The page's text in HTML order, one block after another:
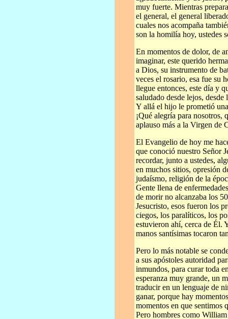
muy fuerte. Mientras
el general, el general
cuales nos acompaña
son la homilía hoy, ustedes
En momentos de dolor, de
imaginar, este querido
a Dios, su instrumento de
veces el rosario, esa fue su
llegue entonces, este día y
saludado desde lejos,
Y allá el hijo le prometió
¡Qué alegría para nosotros,
aplauso más a la Virgen de
El Evangelio de hoy me
que conoció nuestro Señor
recordar, junto a ustedes,
en muchos sitios, opresión
judaísmo, religión de la
Gente llena de
de morir no alcanzaba los
Jesucristo, esos fueron los
ciegos, los paralíticos, los
estuvieron ahí, cerca de Él.
manos santísimas tocaron
Pero lo más notable se
a sus apóstoles autoridad
inmundos, para curar toda
esperanza muy grande, un
traducir en un lenguaje de
ganar, porque hay
momentos en que sentimos
Pero hombres como